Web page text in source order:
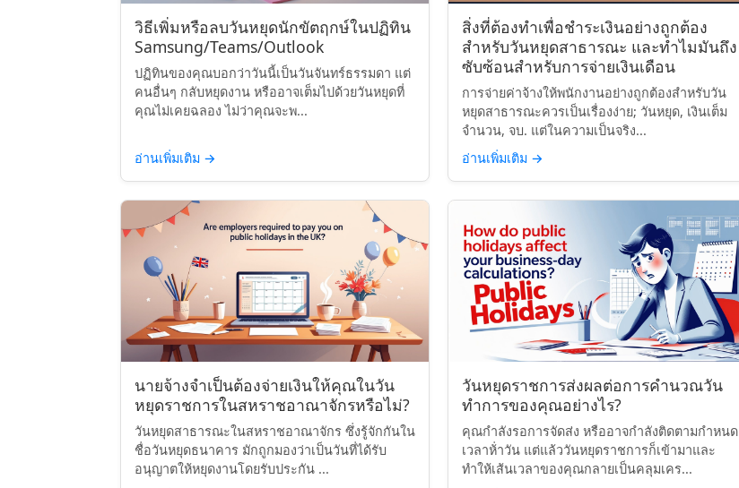
วิธีเพิ่มหรือลบวันหยุดนักขัตฤกษ์ในปฏิทิน
Samsung/Teams/Outlook
ปฏิทินของคุณบอกว่าวันนี้เป็นวันจันทร์ธรรมดา แต่
คนอื่นๆ กลับหยุดงาน หรืออาจเต็มไปด้วยวันหยุดที่
คุณไม่เคยฉลอง ไม่ว่าคุณจะพ...
อ่านเพิ่มเติม →
สิ่งที่ต้องทำเพื่อชำระเงินอย่างถูกต้อง
สำหรับวันหยุดสาธารณะ และทำไมมันถึง
ซับซ้อนสำหรับการจ่ายเงินเดือน
การจ่ายค่าจ้างให้พนักงานอย่างถูกต้องสำหรับวัน
หยุดสาธารณะควรเป็นเรื่องง่าย; วันหยุด, เงินเต็ม
จำนวน, จบ. แต่ในความเป็นจริง...
อ่านเพิ่มเติม →
นายจ้างจำเป็นต้องจ่ายเงินให้คุณในวัน
หยุดราชการในสหราชอาณาจักรหรือไม่?
วันหยุดสาธารณะในสหราชอาณาจักร ซึ่งรู้จักกันใน
ชื่อวันหยุดธนาคาร มักถูกมองว่าเป็นวันที่ได้รับ
อนุญาตให้หยุดงานโดยรับประกัน ...
วันหยุดราชการส่งผลต่อการคำนวณวัน
ทำการของคุณอย่างไร?
คุณกำลังรอการจัดส่ง หรืออาจกำลังติดตามกำหนด
เวลาห้่าวัน แต่แล้ววันหยุดราชการก็เข้ามาและ
ทำให้เส้นเวลาของคุณกลายเป็นคลุมเคร...